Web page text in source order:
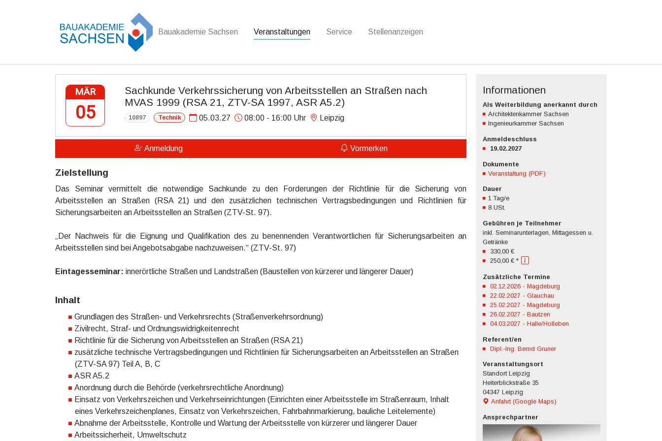
Bauakademie Sachsen Veranstaltungen Service Stellenanzeigen
MÄR
05
Sachkunde Verkehrssicherung von Arbeitsstellen an Straßen nach
MVAS 1999 (RSA 21, ZTV-SA 1997, ASR A5.2)
10897 Technik 05.03.27 08:00 - 16:00 Uhr Leipzig
Anmeldung Vormerken
Zielstellung
Das Seminar vermittelt die notwendige Sachkunde zu den Forderungen der Richtlinie für die Sicherung von
Arbeitsstellen an Straßen (RSA 21) und den zusätzlichen technischen Vertragsbedingungen und Richtlinien für
Sicherungsarbeiten an Arbeitsstellen an Straßen (ZTV-St. 97).
„Der Nachweis für die Eignung und Qualifikation des zu benennenden Verantwortlichen für Sicherungsarbeiten an
Arbeitsstellen sind bei Angebotsabgabe nachzuweisen.“ (ZTV-St. 97)
Eintagesseminar: innerörtliche Straßen und Landstraßen (Baustellen von kürzerer und längerer Dauer)
Inhalt
Grundlagen des Straßen- und Verkehrsrechts (Straßenverkehrsordnung)
Zivilrecht, Straf- und Ordnungswidrigkeitenrecht
Richtlinie für die Sicherung von Arbeitsstellen an Straßen (RSA 21)
zusätzliche technische Vertragsbedingungen und Richtlinien für Sicherungsarbeiten an Arbeitsstellen an Straßen
(ZTV-SA 97) Teil A, B, C
ASR A5.2
Anordnung durch die Behörde (verkehrsrechtliche Anordnung)
Einsatz von Verkehrszeichen und Verkehrseinrichtungen (Einrichten einer Arbeitsstelle im Straßenraum, Inhalt
eines Verkehrszeichenplanes, Einsatz von Verkehrszeichen, Fahrbahnmarkierung, bauliche Leitelemente)
Abnahme der Arbeitsstelle, Kontrolle und Wartung der Arbeitsstelle von kürzerer und längerer Dauer
Arbeitssicherheit, Umweltschutz
Informationen
Als Weiterbildung anerkannt durch
Architektenkammer Sachsen
Ingenieurkammer Sachsen
Anmeldeschluss
19.02.2027
Dokumente
Veranstaltung (PDF)
Dauer
1 Tag/e
8 USt.
Gebühren je Teilnehmer
inkl. Seminarunterlagen, Mittagessen u.
Getränke
330,00 €
250,00 € *
Zusätzliche Termine
02.12.2026 - Magdeburg
22.02.2027 - Glauchau
25.02.2027 - Magdeburg
26.02.2027 - Bautzen
04.03.2027 - Halle/Holleben
Referent/en
Dipl.-Ing. Bernd Gruner
Veranstaltungsort
Standort Leipzig
Heiterblickstraße 35
04347 Leipzig
Anfahrt (Google Maps)
Ansprechpartner